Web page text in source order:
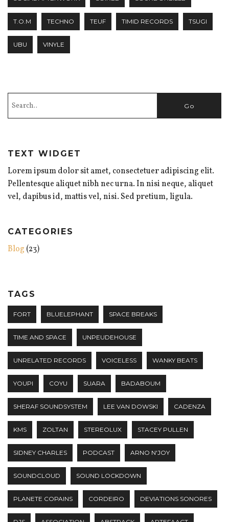
T.O.M TECHNO TEUF TIMID RECORDS TSUGI
UBU VINYLE
TEXT WIDGET
Lorem ipsum dolor sit amet, consectetuer adipiscing elit.
Pellentesque aliquet nibh nec urna. In nisi neque, aliquet
vel, dapibus id, mattis vel, nisi. Sed pretium, ligula.
CATEGORIES
Blog (23)
TAGS
FORT BLUELEPHANT SPACE BREAKS
TIME AND SPACE UNPEUDEHOUSE
UNRELATED RECORDS VOICELESS WANKY BEATS
YOUPI COYU SUARA BADABOUM
SHERAF SOUNDSYSTEM LEE VAN DOWSKI CADENZA
KMS ZOLTAN STEREOLUX STACEY PULLEN
SIDNEY CHARLES PODCAST ARNO N'JOY
SOUNDCLOUD SOUND LOCKDOWN
PLANETE COPAINS CORDEIRO DEVIATIONS SONORES